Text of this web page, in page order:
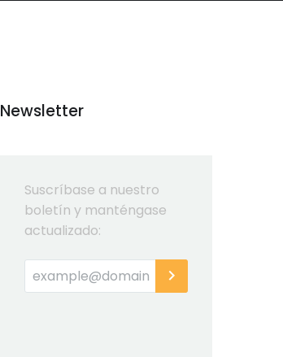
Newsletter
Suscríbase a nuestro
boletín y manténgase
actualizado: